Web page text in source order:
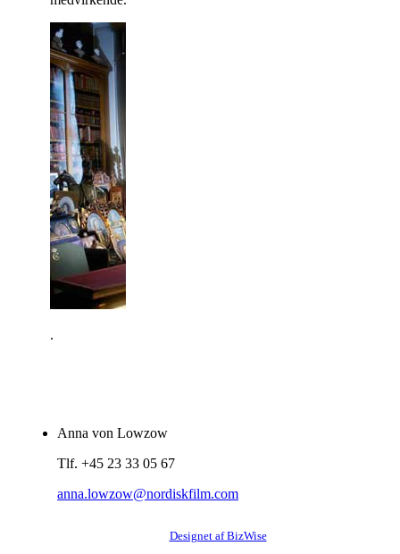
.
Anna von Lowzow
Tlf. +45 23 33 05 67
anna.lowzow@nordiskfilm.com
Designet af BizWise